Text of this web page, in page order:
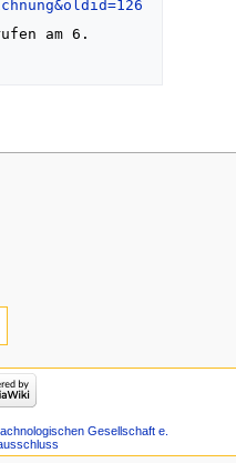
Gesellschaft e.